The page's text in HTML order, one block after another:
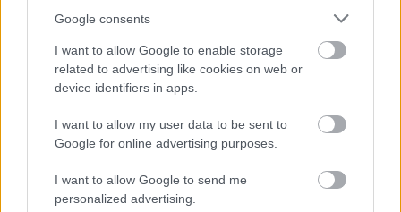
Google consents
I want to allow Google to enable storage
related to advertising like cookies on web or
device identifiers in apps.
I want to allow my user data to be sent to
Google for online advertising purposes.
I want to allow Google to send me
personalized advertising.
árnyékában?
Helyi hírek
másodfokúra csökken a riasztás